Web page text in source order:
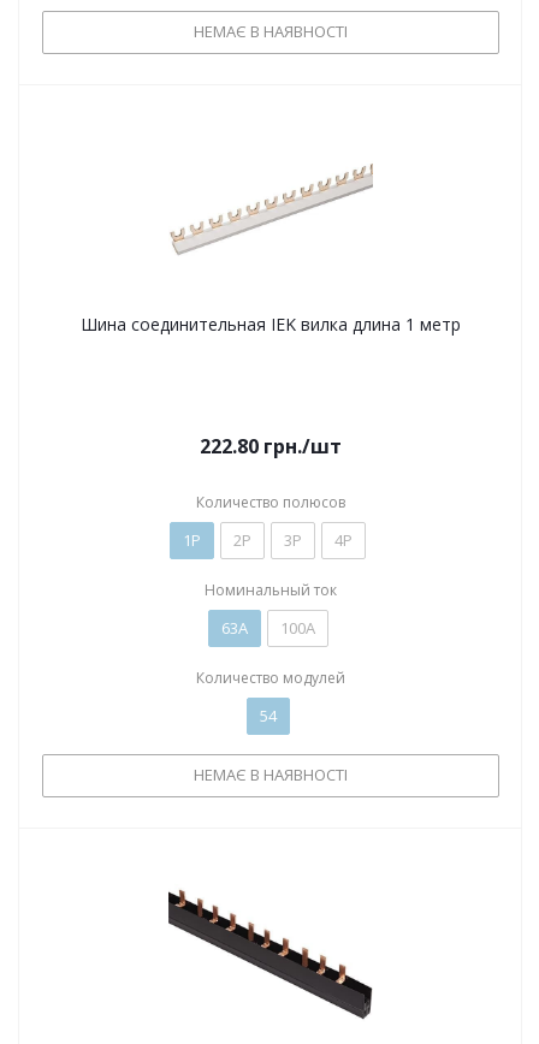
НЕМАЄ В НАЯВНОСТІ
Шина соединительная IEK вилка длина 1 метр
222.80 грн./шт
Количество полюсов
1P 2P 3P 4P
Номинальный ток
63А 100А
Количество модулей
54
НЕМАЄ В НАЯВНОСТІ